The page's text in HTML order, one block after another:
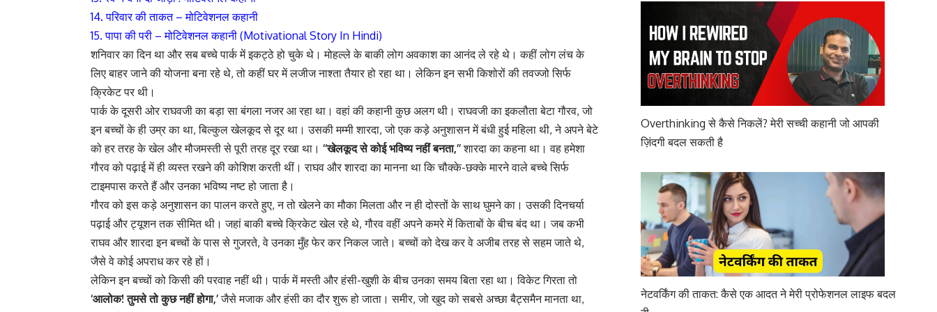
14. परिवार की ताकत – मोटिवेशनल कहानी
15. पापा की परी – मोटिवेशनल कहानी (Motivational Story In Hindi)
शनिवार का दिन था और सब बच्चे पार्क में इकट्ठे हो चुके थे। मोहल्ले के बाकी लोग अवकाश का आनंद ले रहे थे। कहीं लोग लंच के
लिए बाहर जाने की योजना बना रहे थे, तो कहीं घर में लजीज नाश्ता तैयार हो रहा था। लेकिन इन सभी किशोरों की तवज्जो सिर्फ
क्रिकेट पर थी।
पार्क के दूसरी ओर राघवजी का बड़ा सा बंगला नजर आ रहा था। वहां की कहानी कुछ अलग थी। राघवजी का इकलौता बेटा गौरव, जो
इन बच्चों के ही उम्र का था, बिल्कुल खेलकूद से दूर था। उसकी मम्मी शारदा, जो एक कड़े अनुशासन में बंधी हुई महिला थी, ने अपने बेटे
को हर तरह के खेल और मौजमस्ती से पूरी तरह दूर रखा था। ‘‘खेलकूद से कोई भविष्य नहीं बनता,’’शारदा का कहना था। वह हमेशा
गौरव को पढ़ाई में ही व्यस्त रखने की कोशिश करती थीं। राघव और शारदा का मानना था कि चौक्के-छक्के मारने वाले बच्चे सिर्फ
टाइमपास करते हैं और उनका भविष्य नष्ट हो जाता है।
गौरव को इस कड़े अनुशासन का पालन करते हुए, न तो खेलने का मौका मिलता और न ही दोस्तों के साथ घुमने का। उसकी दिनचर्या
पढ़ाई और ट्यूशन तक सीमित थी। जहां बाकी बच्चे क्रिकेट खेल रहे थे, गौरव वहीं अपने कमरे में किताबों के बीच बंद था। जब कभी
राघव और शारदा इन बच्चों के पास से गुजरते, वे उनका मुँह फेर कर निकल जाते। बच्चों को देख कर वे अजीब तरह से सहम जाते थे,
जैसे वे कोई अपराध कर रहे हों।
लेकिन इन बच्चों को किसी की परवाह नहीं थी। पार्क में मस्ती और हंसी-खुशी के बीच उनका समय बिता रहा था। विकेट गिरता तो
‘आलोक! तुमसे तो कुछ नहीं होगा,’जैसे मजाक और हंसी का दौर शुरू हो जाता। समीर, जो खुद को सबसे अच्छा बैट्समैन मानता था,
Overthinking से कैसे निकलें? मेरी सच्ची कहानी जो आपकी
ज़िंदगी बदल सकती है
नेटवर्किंग की ताकत: कैसे एक आदत ने मेरी प्रोफेशनल लाइफ बदल